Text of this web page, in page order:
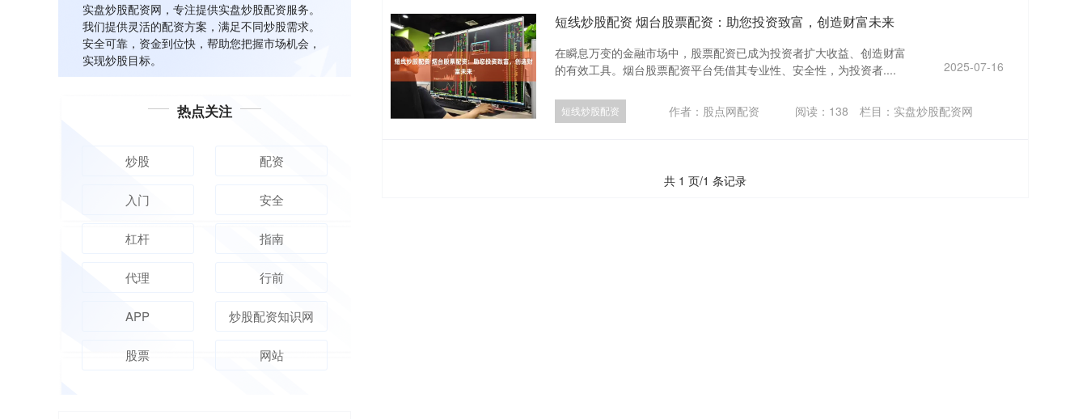
短线炒股配资 烟台股票配资：助您投资致富，创造财富未来
在瞬息万变的金融市场中，股票配资已成为投资者扩大收益、创造财富
的有效工具。烟台股票配资平台凭借其专业性、安全性，为投资者....
2025-07-16
短线炒股配资 作者：股点网配资 阅读： 138 栏目： 实盘炒股配资网
共 1 页/1 条记录
实盘炒股配资网，专注提供实盘炒股配资服务。
我们提供灵活的配资方案，满足不同炒股需求。
安全可靠，资金到位快，帮助您把握市场机会，
实现炒股目标。
热点关注
炒股 配资
入门 安全
杠杆 指南
代理 行前
APP 炒股配资知识网
股票 网站